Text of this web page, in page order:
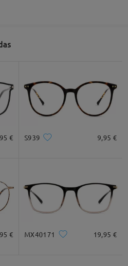
del Producto
€ S939 9,95 €
€ MX40171 19,95 €